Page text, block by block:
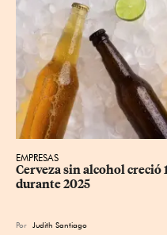
EMPRESAS
Cerveza sin alcohol creció
durante 2025
Por Judith Santiago